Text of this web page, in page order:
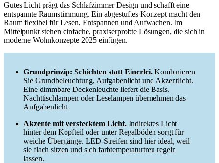
Gutes Licht prägt das Schlafzimmer Design und schafft eine
entspannte Raumstimmung. Ein abgestuftes Konzept macht den
Raum flexibel für Lesen, Entspannen und Aufwachen. Im
Mittelpunkt stehen einfache, praxiserprobte Lösungen, die sich in
moderne Wohnkonzepte 2025 einfügen.
Grundprinzip: Schichten statt Einerlei. Kombinieren
Sie Grundbeleuchtung, Aufgabenlicht und Akzentlicht.
Eine dimmbare Deckenleuchte liefert die Basis.
Nachttischlampen oder Leselampen übernehmen das
Aufgabenlicht.
Akzente mit verstecktem Licht. Indirektes Licht
hinter dem Kopfteil oder unter Regalböden sorgt für
weiche Übergänge. LED-Streifen sind hier ideal, weil
sie flach sitzen und sich farbtemperaturtreu regeln
lassen.